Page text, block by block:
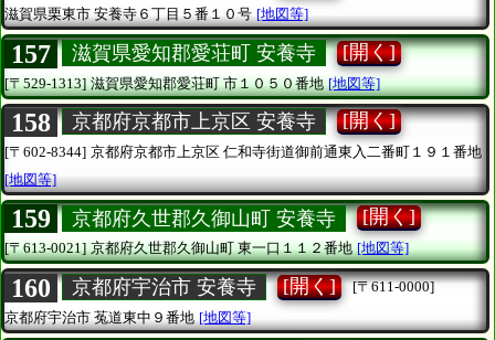
滋賀県栗東市安養寺６丁目５番１０号 [地図等]
157 滋賀県愛知郡愛荘町 安養寺 [開く]
[〒529-1313] 滋賀県愛知郡愛荘町市１０５０番地 [地図等]
158 京都府京都市上京区 安養寺 [開く]
[〒602-8344] 京都府京都市上京区 仁和寺街道御前通東入二番町１９１番地
[地図等]
159 京都府久世郡久御山町 安養寺 [開く]
[〒613-0021] 京都府久世郡久御山町東一口１１２番地 [地図等]
160 京都府宇治市 安養寺 [開く]
[〒611-0000]
京都府宇治市 菟道東中９番地 [地図等]